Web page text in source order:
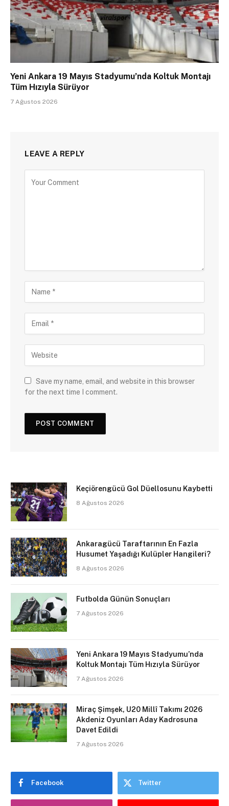
Yeni Ankara 19 Mayıs Stadyumu’nda Koltuk Montajı
Tüm Hızıyla Sürüyor
7 Ağustos 2026
LEAVE A REPLY
Save my name, email, and website in this browser
for the next time I comment.
Keçiörengücü Gol Düellosunu Kaybetti
8 Ağustos 2026
Ankaragücü Taraftarının En Fazla
Husumet Yaşadığı Kulüpler Hangileri?
8 Ağustos 2026
Futbolda Günün Sonuçları
7 Ağustos 2026
Yeni Ankara 19 Mayıs Stadyumu’nda
Koltuk Montajı Tüm Hızıyla Sürüyor
7 Ağustos 2026
Miraç Şimşek, U20 Millî Takımı 2026
Akdeniz Oyunları Aday Kadrosuna
Davet Edildi
7 Ağustos 2026
Facebook Twitter